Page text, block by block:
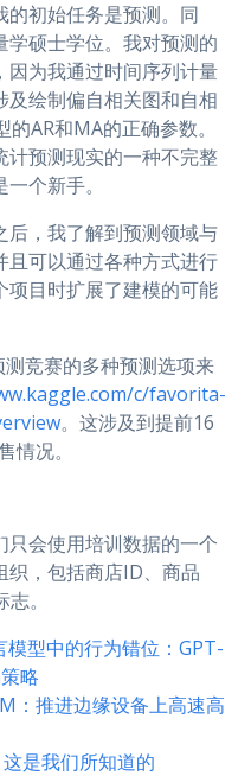
的初始任务是预测。同
学硕士学位。我对预测的
因为我通过时间序列计量
绘制偏自相关图和自相
AR和MA的正确参数。
计预测现实的一种不完整
个新手。
后，我了解到预测领域与
且可以通过各种方式进行
项目时扩展了建模的可能
竞赛的多种预测选项来
c/favorita-
。这涉及到提前16
情况。
会使用培训数据的一个
织，包括商店ID、商品
。
型中的行为错位：GPT-
略
：推进边缘设备上高速高
是我们所知道的